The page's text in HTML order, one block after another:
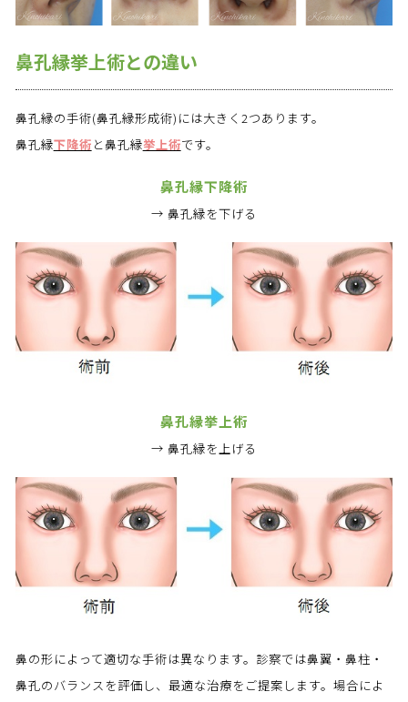
鼻孔縁挙上術との違い
鼻孔縁の手術(鼻孔縁形成術)には大きく2つあります。
鼻孔縁下降術 と鼻孔縁挙上術です。
鼻孔縁下降術
→ 鼻孔縁を下げる
鼻孔縁挙上術
→ 鼻孔縁を上げる
鼻の形によって適切な手術は異なります。診察では鼻翼・鼻柱・
鼻孔のバランスを評価し、最適な治療をご提案します。場合によ